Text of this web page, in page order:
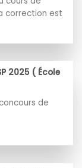
correction est
2025 ( École
de